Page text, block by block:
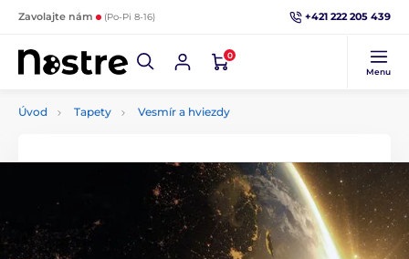
Zavolajte nám (Po-Pi 8-16) +421 222 205 439
0
Menu
Úvod Tapety Vesmír a hviezdy